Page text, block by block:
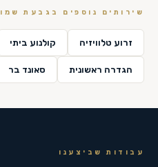
שירותים נוספים ב גבעת
זרוע טלוויזיה קולנוע ביתי
הגדרה ראשונית סאונד בר
עבודות שביצענו